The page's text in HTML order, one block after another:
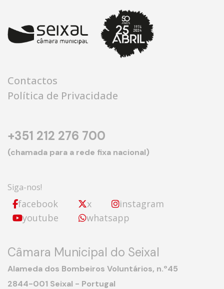
Contactos
Política de Privacidade
+351 212 276 700
(chamada para a rede fixa nacional)
Siga-nos!
facebook x
instagram
youtube
whatsapp
Câmara Municipal do Seixal
Alameda dos Bombeiros Voluntários, n.º45
2844-001 Seixal - Portugal